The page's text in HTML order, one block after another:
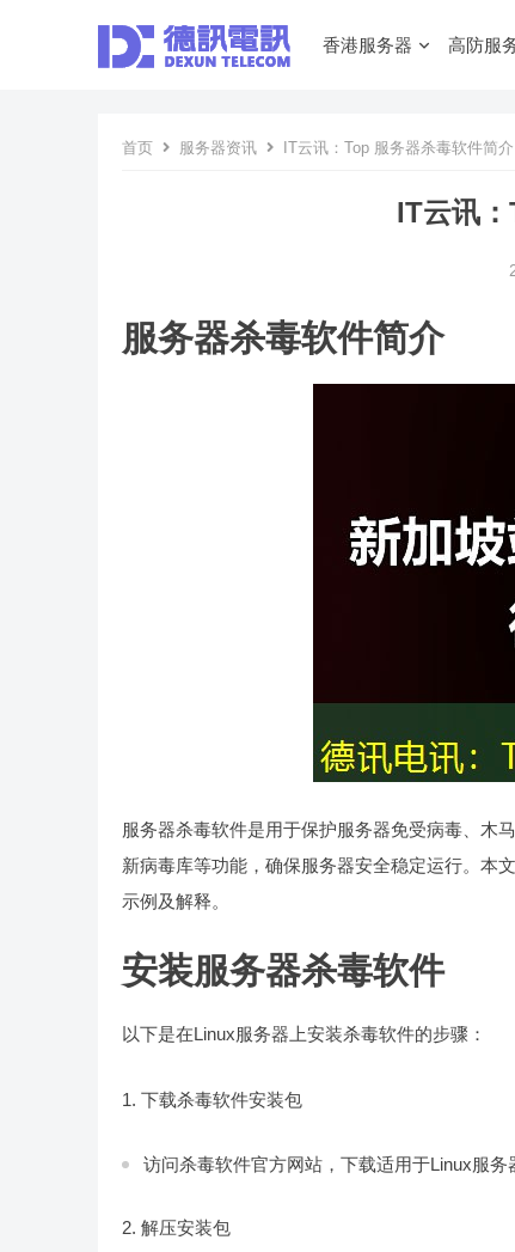
香港服务器 高防服
首页 服务器资讯 IT云讯：Top 服务器杀毒软件简介
IT云讯
服务器杀毒软件简介
服务器杀毒软件是用于保护服务器免受病毒、木
新病毒库等功能，确保服务器安全稳定运行。本
示例及解释。
安装服务器杀毒软件
以下是在Linux服务器上安装杀毒软件的步骤：
1. 下载杀毒软件安装包
访问杀毒软件官方网站，下载适用于Linux服务
2. 解压安装包